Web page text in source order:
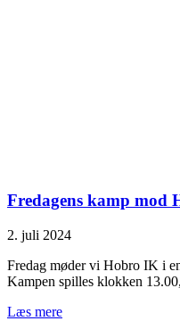
Fredagens kamp mod
2. juli 2024
Fredag møder vi Hobro IK i
Kampen spilles klokken 13.00,
Læs mere